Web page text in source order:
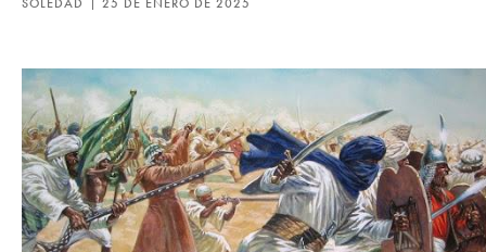
SOLEDAD 25 DE ENERO DE 2025